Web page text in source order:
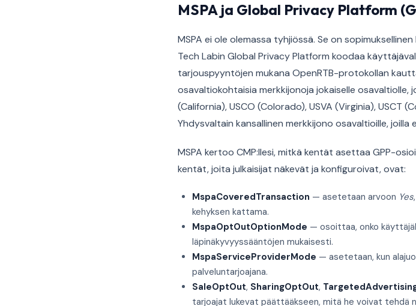
MSPA ja Global Privacy Platform
MSPA ei ole olemassa tyhjiössä. Se on sopimuksellinen
Tech Labin Global Privacy Platform koodaa
tarjouspyyntöjen mukana OpenRTB-protokollan
osavaltiokohtaisia merkkijonoja jokaiselle
(California), USCO (Colorado), USVA (Virginia), USCT
Yhdysvaltain kansallinen merkkijono osavaltioille, joilla
MSPA kertoo CMP:llesi, mitkä kentät asettaa GPP-
kentät, joita julkaisijat näkevät ja konfiguroivat, ovat:
MspaCoveredTransaction — asetetaan arvoon Yes
kehyksen kattama.
MspaOptOutOptionMode — osoittaa, onko
läpinäkyvyyssääntöjen mukaisesti.
MspaServiceProviderMode — asetetaan, kun
palveluntarjoajana.
SaleOptOut, SharingOptOut,
tarjoajat lukevat päättääkseen, mitä he voivat tehdä